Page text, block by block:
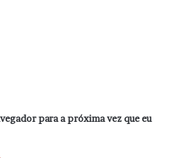
para a próxima vez que eu